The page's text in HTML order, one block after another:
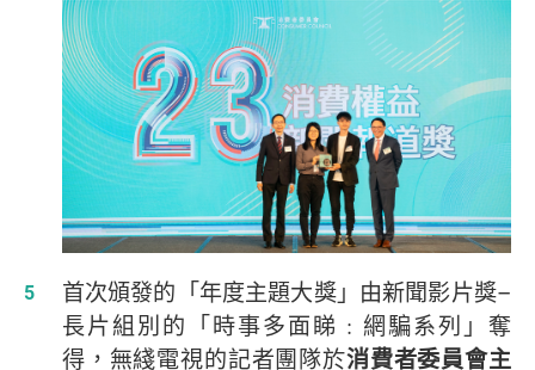
首次頒發的「年度主題大獎」由新聞影片獎–
長片組別的「時事多面睇﹕網騙系列」奪
得，無綫電視的記者團隊於消費者委員會主